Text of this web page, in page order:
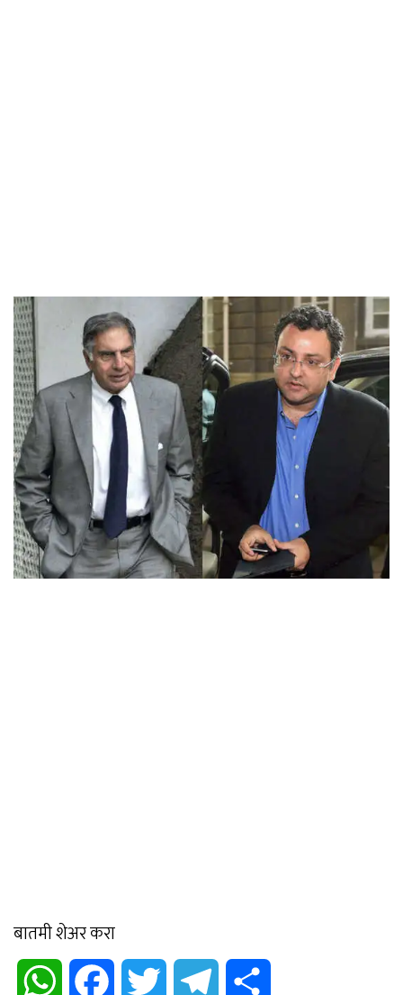
बातमी शेअर करा
WhatsApp Facebook Twitter Telegram